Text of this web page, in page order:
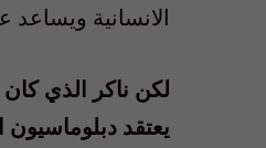
الانسانية
لكن ناكر الذي
يعتقد